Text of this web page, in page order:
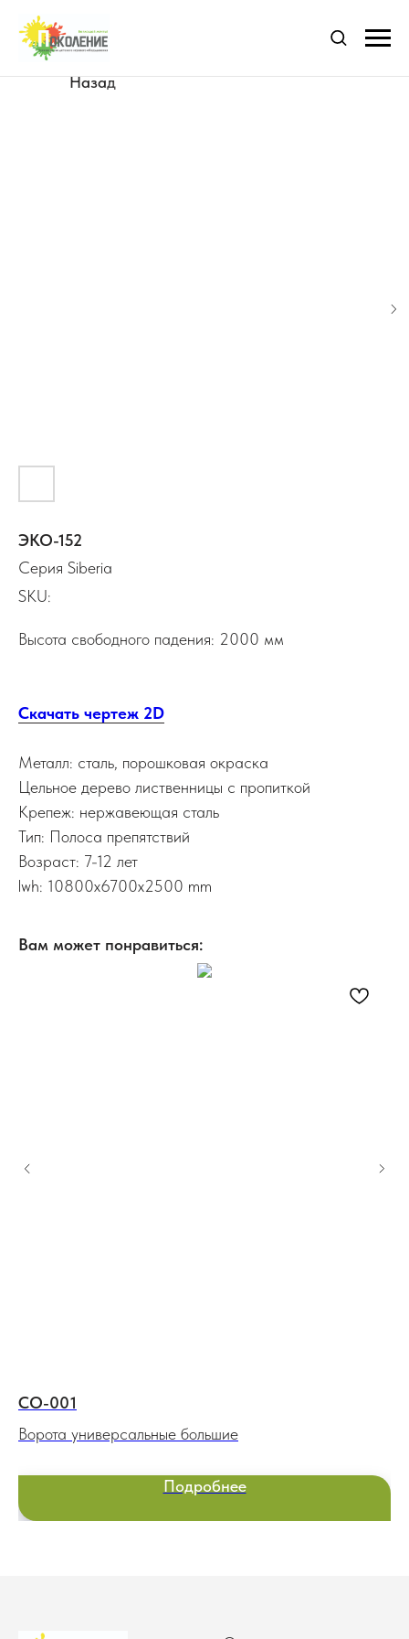
Назад
ЭКО-152
Серия Siberia
SKU:
Высота свободного падения: 2000 мм
Скачать чертеж 2D
Металл: сталь, порошковая окраска
Цельное дерево лиственницы с пропиткой
Крепеж: нержавеющая сталь
Тип: Полоса препятствий
Возраст: 7-12 лет
lwh: 10800x6700x2500 mm
Вам может понравиться:
СО-001
Ворота универсальные большие
Подробнее